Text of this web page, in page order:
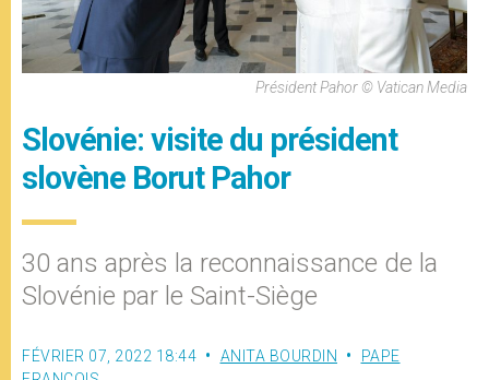
Président Pahor © Vatican Media
Slovénie: visite du président
slovène Borut Pahor
30 ans après la reconnaissance de la
Slovénie par le Saint-Siège
FÉVRIER 07, 2022 18:44 ANITA BOURDIN
PAPE